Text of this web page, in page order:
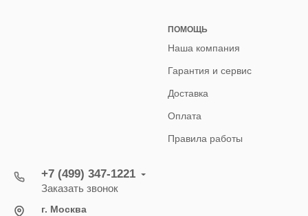
ПОМОЩЬ
Наша компания
Гарантия и сервис
Доставка
Оплата
Правила работы
+7 (499) 347-1221
Заказать звонок
г. Москва